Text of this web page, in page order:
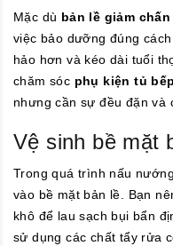
Mặc dù bản lề giảm chấn
việc bảo dưỡng đúng
hảo hơn và kéo dài tuổi
chăm sóc phụ kiện tủ
nhưng cần sự đều đặn và
Vệ sinh bề mặt
Trong quá trình nấu
vào bề mặt bản lề. Bạn
khô để lau sạch bụi bẩn
sử dụng các chất tẩy rửa